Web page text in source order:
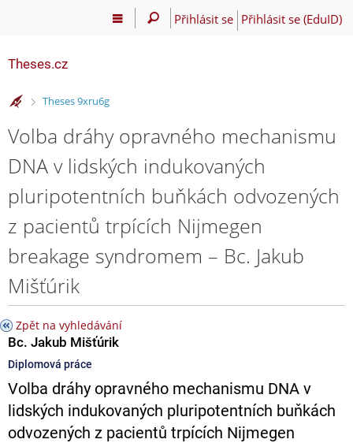
Přihlásit se Přihlásit se (EduID)
Theses.cz
>
Theses 9xru6g
Volba dráhy opravného mechanismu
DNA v lidských indukovaných
pluripotentních buňkách odvozených
z pacientů trpících Nijmegen
breakage syndromem – Bc. Jakub
Mišťúrik
Zpět na vyhledávání
Bc. Jakub Mišťúrik
Diplomová práce
Volba dráhy opravného mechanismu DNA v
lidských indukovaných pluripotentních buňkách
odvozených z pacientů trpících Nijmegen